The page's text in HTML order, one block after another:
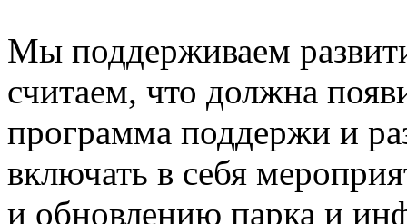
Мы поддерживаем
считаем, что должна
программа поддержи и
включать в себя
и обновлению парка и